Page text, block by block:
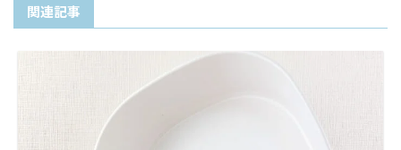
関連記事